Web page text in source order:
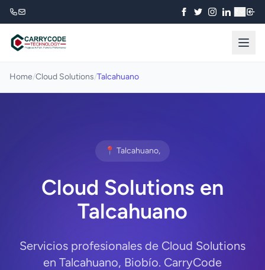
Home/Cloud Solutions/Talcahuano
📍 Talcahuano,
Cloud Solutions en
Talcahuano
Servicios profesionales de Cloud Solutions
en Talcahuano, Biobío. CarryCode